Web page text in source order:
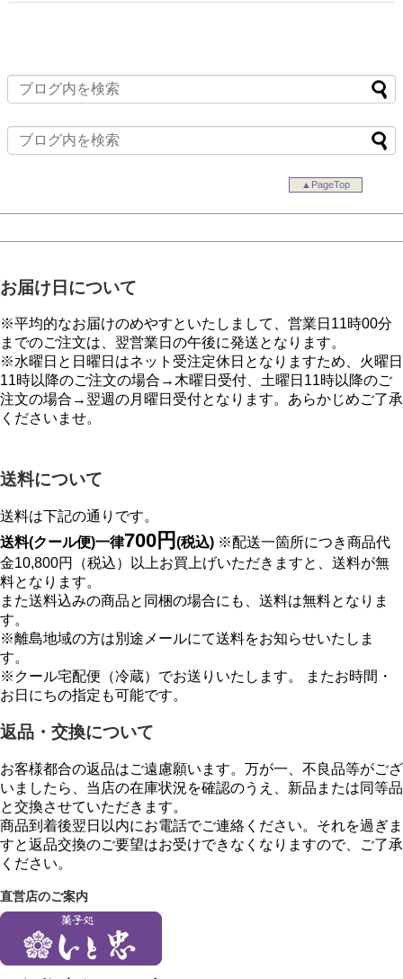
▲PageTop
お届け日について
※平均的なお届けのめやすといたしまして、営業日11時00分
までのご注文は、翌営業日の午後に発送となります。
※水曜日と日曜日はネット受注定休日となりますため、火曜日
11時以降のご注文の場合→木曜日受付、土曜日11時以降のご
注文の場合→翌週の月曜日受付となります。あらかじめご了承
くださいませ。
送料について
送料は下記の通りです。
送料(クール便)一律700円 (税込) ※配送一箇所につき商品代
金10,800円（税込）以上お買上げいただきますと、送料が無
料となります。
また送料込みの商品と同梱の場合にも、送料は無料となりま
す。
※離島地域の方は別途メールにて送料をお知らせいたしま
す。
※クール宅配便（冷蔵）でお送りいたします。 またお時間・
お日にちの指定も可能です。
返品・交換について
お客様都合の返品はご遠慮願います。万が一、不良品等がござ
いましたら、当店の在庫状況を確認のうえ、新品または同等品
と交換させていただきます。
商品到着後翌日以内にお電話でご連絡ください。それを過ぎま
すと返品交換のご要望はお受けできなくなりますので、ご了承
ください。
直営店のご案内